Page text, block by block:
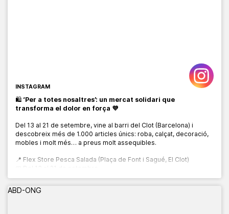
INSTAGRAM
🛍️ ‘Per a totes nosaltres’: un mercat solidari que
transforma el dolor en força 💜
Del 13 al 21 de setembre, vine al barri del Clot (Barcelona) i
descobreix més de 1.000 articles únics: roba, calçat, decoració,
mobles i molt més… a preus molt assequibles.
📍 Flex Store Pesca Salada (Plaça de Font i Sagué, El Clot)
🕙 De 10:00 a 20:00 h
ABD-ONG